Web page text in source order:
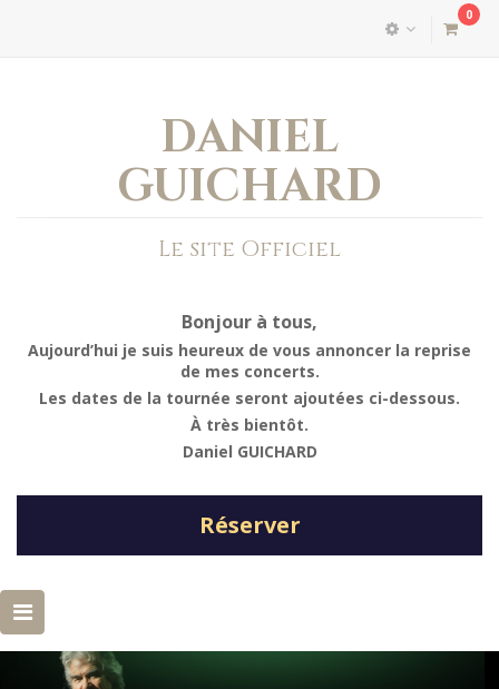
0
DANIEL
GUICHARD
Le site Officiel
Bonjour à tous,
Aujourd’hui je suis heureux de vous annoncer la reprise
de mes concerts.
Les dates de la tournée seront ajoutées ci-dessous.
À très bientôt.
Daniel GUICHARD
Réserver
Basculer
la
navigation